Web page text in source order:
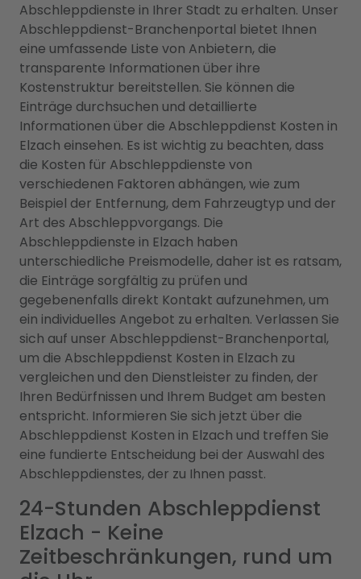
Abschleppdienste in Ihrer Stadt zu erhalten. Unser
Abschleppdienst-Branchenportal bietet Ihnen
eine umfassende Liste von Anbietern, die
transparente Informationen über ihre
Kostenstruktur bereitstellen. Sie können die
Einträge durchsuchen und detaillierte
Informationen über die Abschleppdienst Kosten in
Elzach einsehen. Es ist wichtig zu beachten, dass
die Kosten für Abschleppdienste von
verschiedenen Faktoren abhängen, wie zum
Beispiel der Entfernung, dem Fahrzeugtyp und der
Art des Abschleppvorgangs. Die
Abschleppdienste in Elzach haben
unterschiedliche Preismodelle, daher ist es ratsam,
die Einträge sorgfältig zu prüfen und
gegebenenfalls direkt Kontakt aufzunehmen, um
ein individuelles Angebot zu erhalten. Verlassen Sie
sich auf unser Abschleppdienst-Branchenportal,
um die Abschleppdienst Kosten in Elzach zu
vergleichen und den Dienstleister zu finden, der
Ihren Bedürfnissen und Ihrem Budget am besten
entspricht. Informieren Sie sich jetzt über die
Abschleppdienst Kosten in Elzach und treffen Sie
eine fundierte Entscheidung bei der Auswahl des
Abschleppdienstes, der zu Ihnen passt.
24-Stunden Abschleppdienst
Elzach - Keine
Zeitbeschränkungen, rund um